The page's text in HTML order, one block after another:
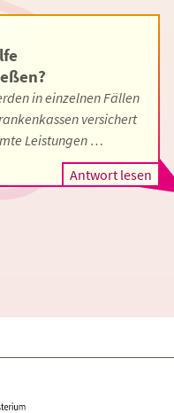
in einzelnen Fällen
versichert
Leistungen …
Antwort lesen